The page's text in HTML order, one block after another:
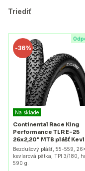
Triediť
-36%
Na sklade
Continental Race King
Performance TLR E-25
26x2,20" MTB plášť
Bezdušový plášť, 55-559,
kevlarová pätka, TPI 3/180,
590 g.